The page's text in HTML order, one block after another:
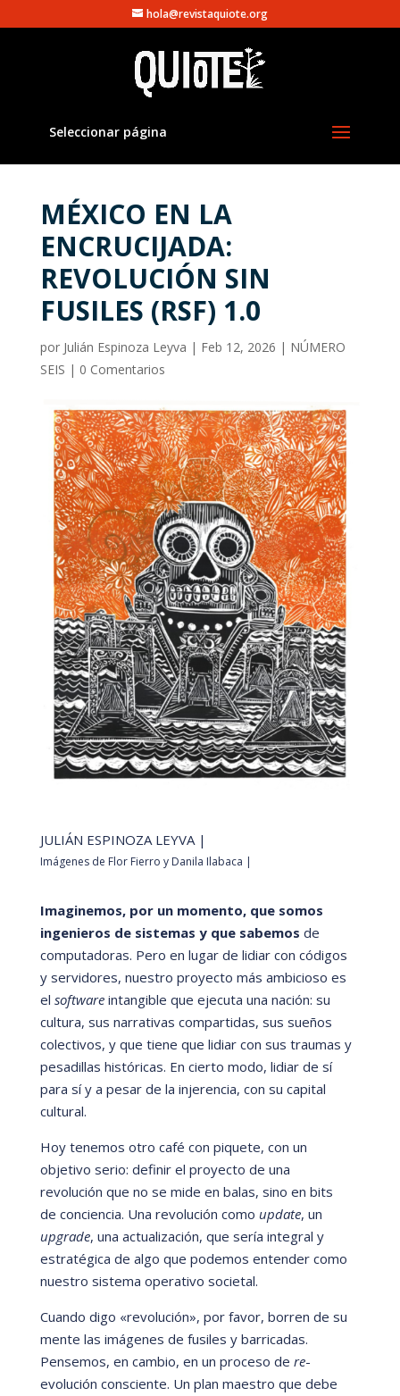
hola@revistaquiote.org
Seleccionar página
MÉXICO EN LA
ENCRUCIJADA:
REVOLUCIÓN SIN
FUSILES (RSF) 1.0
por Julián Espinoza Leyva | Feb 12, 2026 | NÚMERO
SEIS | 0 Comentarios
JULIÁN ESPINOZA LEYVA |
Imágenes de Flor Fierro y Danila Ilabaca |
Imaginemos, por un momento, que somos
ingenieros de sistemas y que sabemos de
computadoras. Pero en lugar de lidiar con códigos
y servidores, nuestro proyecto más ambicioso es
el software intangible que ejecuta una nación: su
cultura, sus narrativas compartidas, sus sueños
colectivos, y que tiene que lidiar con sus traumas y
pesadillas históricas. En cierto modo, lidiar de sí
para síy a pesar de la injerencia, con su capital
cultural.
Hoy tenemos otro café con piquete, con un
objetivo serio: definir el proyecto de una
revolución que no se mide en balas, sino en bits
de conciencia. Una revolución como update, un
upgrade, una actualización, que sería integral y
estratégica de algo que podemos entender como
nuestro sistema operativo societal.
Cuando digo «revolución», por favor, borren de su
mente las imágenes de fusiles y barricadas.
Pensemos, en cambio, en un proceso de re-
evolución consciente. Un plan maestro que debe